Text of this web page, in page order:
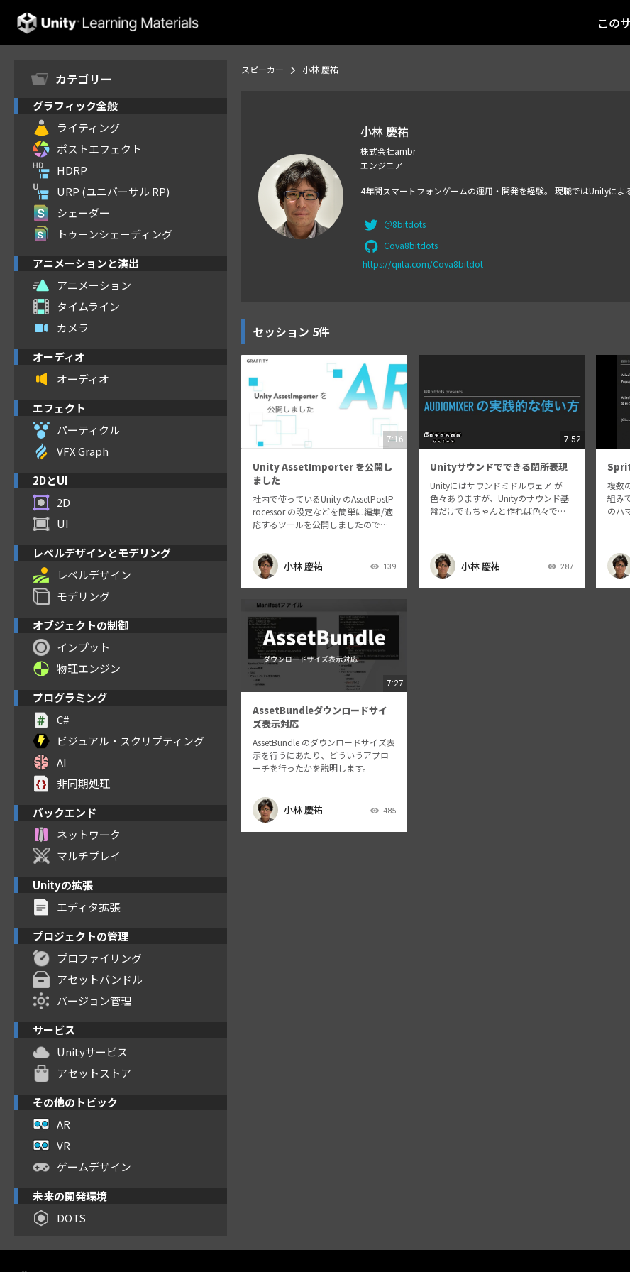
Unity Learning Materials
この
カテゴリー
グラフィック全般
ライティング
ポストエフェクト
HDRP
URP (ユニバーサル RP)
シェーダー
トゥーンシェーディング
アニメーションと演出
アニメーション
タイムライン
カメラ
オーディオ
オーディオ
エフェクト
パーティクル
VFX Graph
2DとUI
2D
UI
レベルデザインとモデリング
レベルデザイン
モデリング
オブジェクトの制御
インプット
物理エンジン
プログラミング
C#
ビジュアル・スクリプティング
AI
非同期処理
バックエンド
ネットワーク
マルチプレイ
Unityの拡張
エディタ拡張
プロジェクトの管理
プロファイリング
アセットバンドル
バージョン管理
サービス
Unityサービス
アセットストア
その他のトピック
AR
VR
ゲームデザイン
未来の開発環境
DOTS
スピーカー 小林 慶祐
小林 慶祐
株式会社ambr
エンジニア
4年間スマートフォンゲームの運用・開発を経験。 現職ではUnityによ
＠8bitdots
Cova8bitdots
https://qiita.com/Cova8bitdot
セッション 5件
7:16
Unity AssetImporter を公開し
ました
社内で使っているUnity のAssetPostP
rocessor の設定などを簡単に編集/適
応するツールを公開しましたので、
会 2021 https://meetu…
小林 慶祐 139
7:52
Unityサウンドでできる閉所表現
Unityにはサウンドミドルウェア が
色々ありますが、Unityのサウンド基
盤だけでもちゃんと作れば色々でき
かの実例をエンジニア目線で紹介し
ま…
小林 慶祐 287
複数
組み
のハ
7:27
AssetBundleダウンロードサイ
ズ表示対応
AssetBundle のダウンロードサイズ表
示を行うにあたり、どういうアプロ
ーチを行ったかを説明します。
小林 慶祐 485